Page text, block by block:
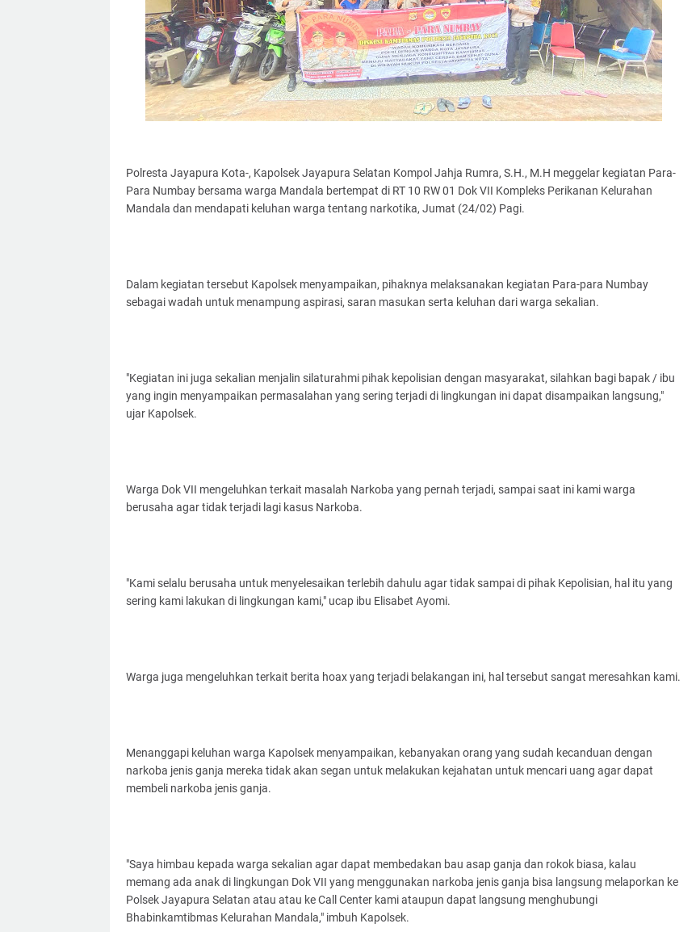
Polresta Jayapura Kota-, Kapolsek Jayapura Selatan Kompol Jahja Rumra, S.H., M.H meggelar kegiatan Para-
Para Numbay bersama warga Mandala bertempat di RT 10 RW 01 Dok VII Kompleks Perikanan Kelurahan
Mandala dan mendapati keluhan warga tentang narkotika, Jumat (24/02) Pagi.
Dalam kegiatan tersebut Kapolsek menyampaikan, pihaknya melaksanakan kegiatan Para-para Numbay
sebagai wadah untuk menampung aspirasi, saran masukan serta keluhan dari warga sekalian.
"Kegiatan ini juga sekalian menjalin silaturahmi pihak kepolisian dengan masyarakat, silahkan bagi bapak / ibu
yang ingin menyampaikan permasalahan yang sering terjadi di lingkungan ini dapat disampaikan langsung,"
ujar Kapolsek.
Warga Dok VII mengeluhkan terkait masalah Narkoba yang pernah terjadi, sampai saat ini kami warga
berusaha agar tidak terjadi lagi kasus Narkoba.
"Kami selalu berusaha untuk menyelesaikan terlebih dahulu agar tidak sampai di pihak Kepolisian, hal itu yang
sering kami lakukan di lingkungan kami," ucap ibu Elisabet Ayomi.
Warga juga mengeluhkan terkait berita hoax yang terjadi belakangan ini, hal tersebut sangat meresahkan kami.
Menanggapi keluhan warga Kapolsek menyampaikan, kebanyakan orang yang sudah kecanduan dengan
narkoba jenis ganja mereka tidak akan segan untuk melakukan kejahatan untuk mencari uang agar dapat
membeli narkoba jenis ganja.
"Saya himbau kepada warga sekalian agar dapat membedakan bau asap ganja dan rokok biasa, kalau
memang ada anak di lingkungan Dok VII yang menggunakan narkoba jenis ganja bisa langsung melaporkan ke
Polsek Jayapura Selatan atau atau ke Call Center kami ataupun dapat langsung menghubungi
Bhabinkamtibmas Kelurahan Mandala," imbuh Kapolsek.